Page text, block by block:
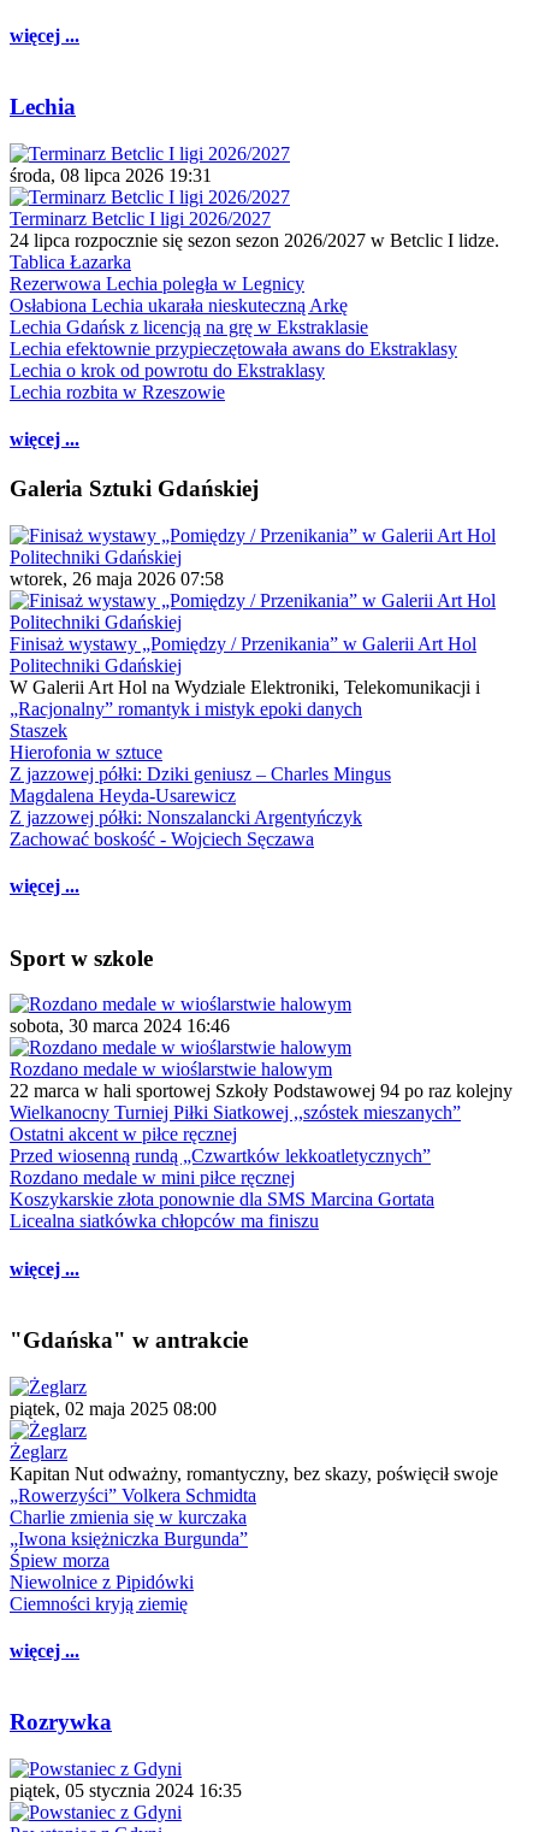
więcej ...
Lechia
środa, 08 lipca 2026 19:31
Terminarz Betclic I ligi 2026/2027
24 lipca rozpocznie się sezon sezon 2026/2027 w Betclic I lidze.
Tablica Łazarka
Rezerwowa Lechia poległa w Legnicy
Osłabiona Lechia ukarała nieskuteczną Arkę
Lechia Gdańsk z licencją na grę w Ekstraklasie
Lechia efektownie przypieczętowała awans do Ekstraklasy
Lechia o krok od powrotu do Ekstraklasy
Lechia rozbita w Rzeszowie
więcej ...
Galeria Sztuki Gdańskiej
wtorek, 26 maja 2026 07:58
Finisaż wystawy „Pomiędzy / Przenikania” w Galerii Art Hol
Politechniki Gdańskiej
W Galerii Art Hol na Wydziale Elektroniki, Telekomunikacji i
„Racjonalny” romantyk i mistyk epoki danych
Staszek
Hierofonia w sztuce
Z jazzowej półki: Dziki geniusz – Charles Mingus
Magdalena Heyda-Usarewicz
Z jazzowej półki: Nonszalancki Argentyńczyk
Zachować boskość - Wojciech Sęczawa
więcej ...
Sport w szkole
sobota, 30 marca 2024 16:46
Rozdano medale w wioślarstwie halowym
22 marca w hali sportowej Szkoły Podstawowej 94 po raz kolejny
Wielkanocny Turniej Piłki Siatkowej ,,szóstek mieszanych”
Ostatni akcent w piłce ręcznej
Przed wiosenną rundą „Czwartków lekkoatletycznych”
Rozdano medale w mini piłce ręcznej
Koszykarskie złota ponownie dla SMS Marcina Gortata
Licealna siatkówka chłopców ma finiszu
więcej ...
"Gdańska" w antrakcie
piątek, 02 maja 2025 08:00
Żeglarz
Kapitan Nut odważny, romantyczny, bez skazy, poświęcił swoje
„Rowerzyści” Volkera Schmidta
Charlie zmienia się w kurczaka
„Iwona księżniczka Burgunda”
Śpiew morza
Niewolnice z Pipidówki
Ciemności kryją ziemię
więcej ...
Rozrywka
piątek, 05 stycznia 2024 16:35